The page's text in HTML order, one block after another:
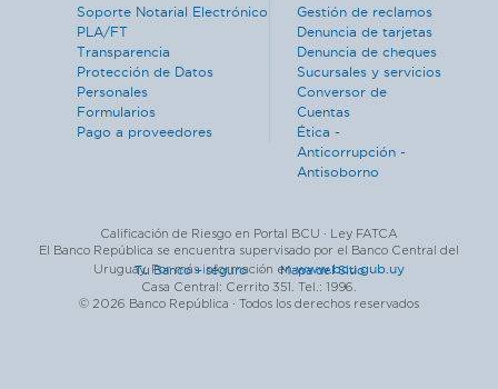
Soporte Notarial Electrónico
PLA/FT
Transparencia
Protección de Datos
Personales
Formularios
Pago a proveedores
Gestión de reclamos
Denuncia de tarjetas
Denuncia de cheques
Sucursales y servicios
Conversor de
Cuentas
Ética -
Anticorrupción -
Antisoborno
Calificación de Riesgo en Portal BCU · Ley FATCA
El Banco República se encuentra supervisado por el Banco Central del
Uruguay. Por más información enwww.bcu.gub.uy
Tu Banco + seguro · Mapa del Sitio
Casa Central: Cerrito 351. Tel.: 1996.
© 2026 Banco República · Todos los derechos reservados